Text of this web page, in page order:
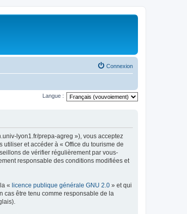
Connexion
Langue :
lyon1.fr/prepa-agreg »), vous acceptez
utiliser et accéder à « Office du tourisme de
de vérifier régulièrement par vous-
responsable des conditions modifiées et
« licence publique générale GNU 2.0 » et qui
cas être tenu comme responsable de la